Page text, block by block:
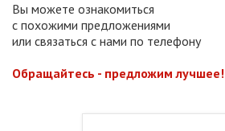
Вы можете ознакомиться
с похожими предложениями
или связаться с нами по телефону
Обращайтесь - предложим лучшее!